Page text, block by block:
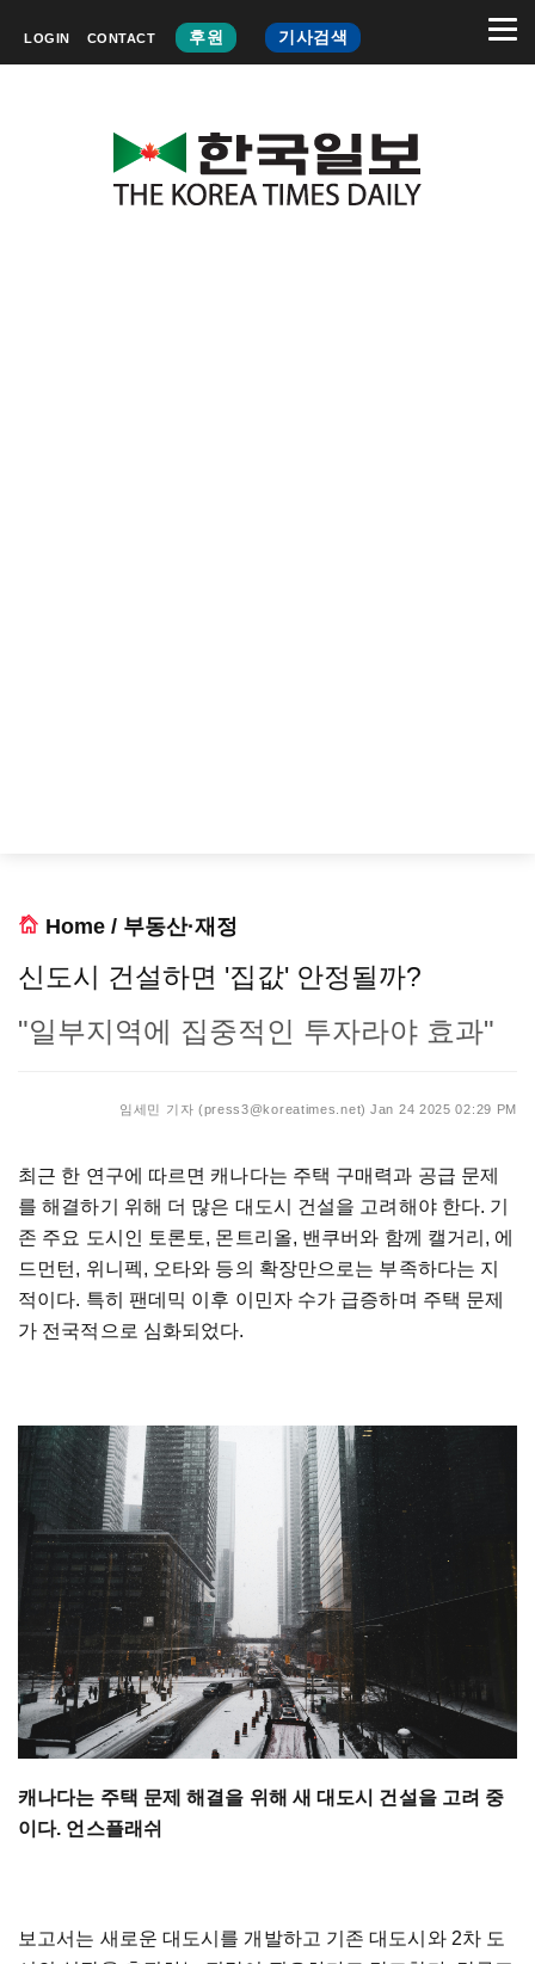
LOGIN CONTACT 후원 기사검색
Home / 부동산·재정
신도시 건설하면 '집값' 안정될까?
"일부지역에 집중적인 투자라야 효과"
임세민 기자 (press3@koreatimes.net) Jan 24 2025 02:29 PM
최근 한 연구에 따르면 캐나다는 주택 구매력과 공급 문제
를 해결하기 위해 더 많은 대도시 건설을 고려해야 한다. 기
존 주요 도시인 토론토, 몬트리올, 밴쿠버와 함께 캘거리, 에
드먼턴, 위니펙, 오타와 등의 확장만으로는 부족하다는 지
적이다. 특히 팬데믹 이후 이민자 수가 급증하며 주택 문제
가 전국적으로 심화되었다.
캐나다는 주택 문제 해결을 위해 새 대도시 건설을 고려 중
이다. 언스플래쉬
보고서는 새로운 대도시를 개발하고 기존 대도시와 2차 도